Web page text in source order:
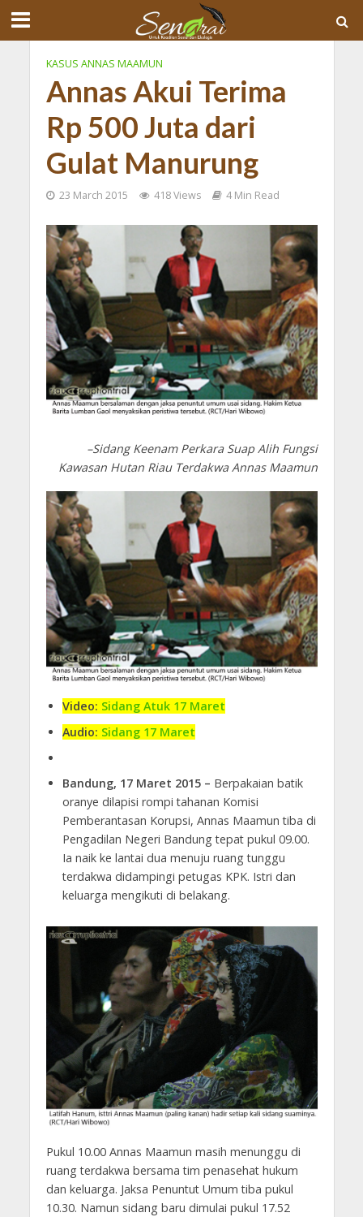
KASUS ANNAS MAAMUN
Annas Akui Terima
Rp 500 Juta dari
Gulat Manurung
23 March 2015 418 Views 4 Min Read
–Sidang Keenam Perkara Suap Alih Fungsi
Kawasan Hutan Riau Terdakwa Annas Maamun
Video: Sidang Atuk 17 Maret
Audio: Sidang 17 Maret
Bandung, 17 Maret 2015 – Berpakaian batik
oranye dilapisi rompi tahanan Komisi
Pemberantasan Korupsi, Annas Maamun tiba di
Pengadilan Negeri Bandung tepat pukul 09.00.
Ia naik ke lantai dua menuju ruang tunggu
terdakwa didampingi petugas KPK. Istri dan
keluarga mengikuti di belakang.
Pukul 10.00 Annas Maamun masih menunggu di
ruang terdakwa bersama tim penasehat hukum
dan keluarga. Jaksa Penuntut Umum tiba pukul
10.30. Namun sidang baru dimulai pukul 17.52